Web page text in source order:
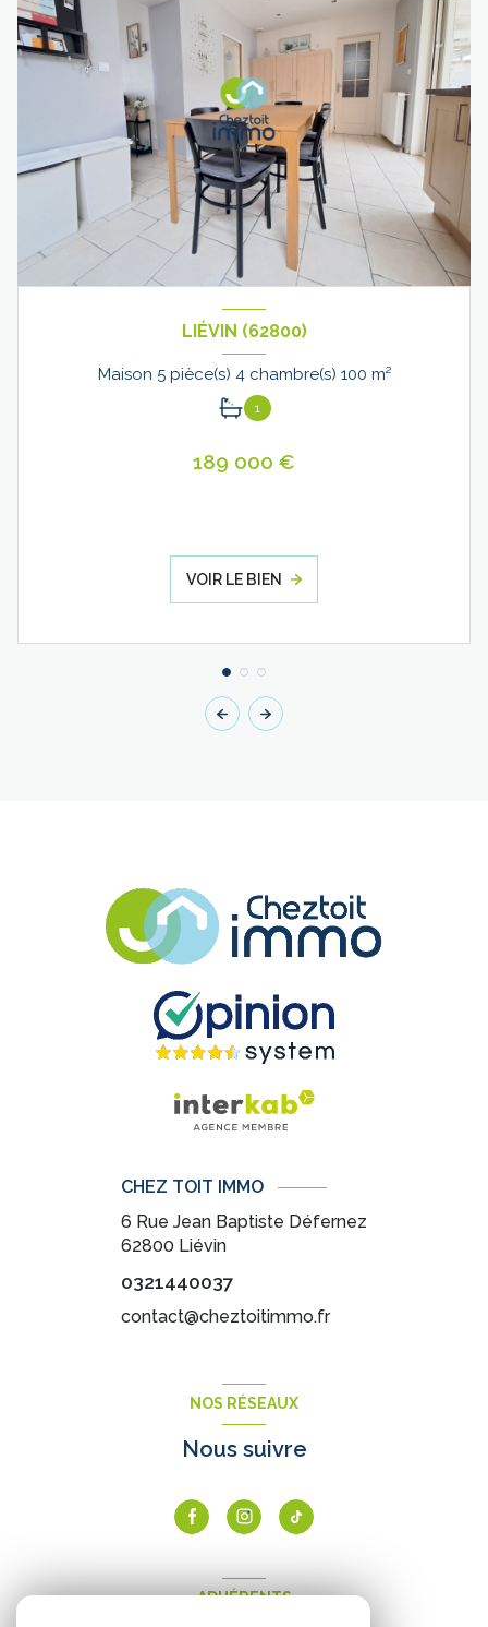
LIÉVIN (62800)
Maison 5 pièce(s) 4 chambre(s) 100 m²
1
189 000 €
VOIR LE BIEN
CHEZ TOIT IMMO
6 Rue Jean Baptiste Défernez
62800 Liévin
0321440037
contact@cheztoitimmo.fr
NOS RÉSEAUX
Nous suivre
ADHÉRENTS